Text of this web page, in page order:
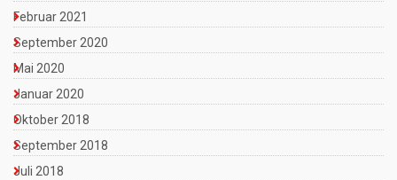
Februar 2021
September 2020
Mai 2020
Januar 2020
Oktober 2018
September 2018
Juli 2018